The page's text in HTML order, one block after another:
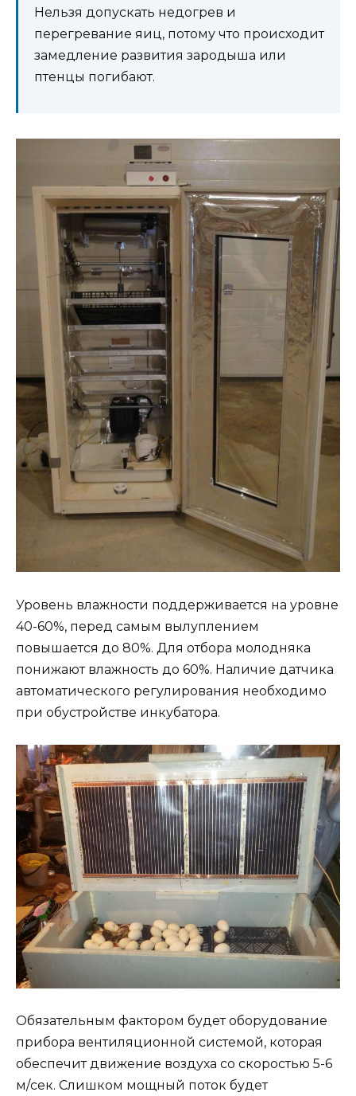
Нельзя допускать недогрев и
перегревание яиц, потому что происходит
замедление развития зародыша или
птенцы погибают.
Уровень влажности поддерживается на уровне
40-60%, перед самым вылуплением
повышается до 80%. Для отбора молодняка
понижают влажность до 60%. Наличие датчика
автоматического регулирования необходимо
при обустройстве инкубатора.
Обязательным фактором будет оборудование
прибора вентиляционной системой, которая
обеспечит движение воздуха со скоростью 5-6
м/сек. Слишком мощный поток будет